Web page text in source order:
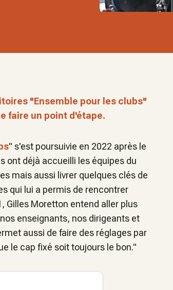
"Ensemble pour les clubs"
faire un point d'étape.
" s'est poursuivie en 2022 après le
ont déjà accueilli les équipes du
mais aussi livrer quelques clés de
qui lui a permis de rencontrer
Gilles Moretton entend aller plus
enseignants, nos dirigeants et
aussi de faire des réglages par
le cap fixé soit toujours le bon."